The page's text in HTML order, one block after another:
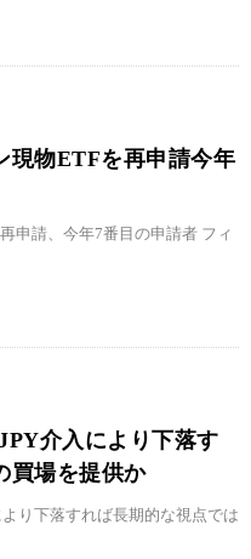
現物ETFを再申請今年
申請、今年7番目の申請者 フィ
介入により下落す
買場を提供か
り下落すれば長期的な視点では